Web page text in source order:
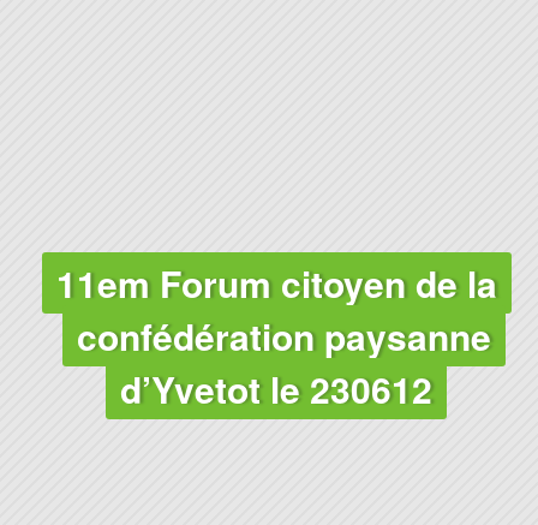
11em Forum citoyen de la
confédération paysanne
d’Yvetot le 230612